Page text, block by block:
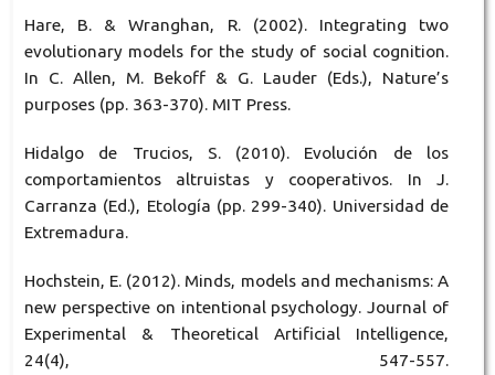
Hare, B. & Wranghan, R. (2002). Integrating two
evolutionary models for the study of social cognition.
In C. Allen, M. Bekoff & G. Lauder (Eds.), Nature’s
purposes (pp. 363-370). MIT Press.
Hidalgo de Trucios, S. (2010). Evolución de los
comportamientos altruistas y cooperativos. In J.
Carranza (Ed.), Etología (pp. 299-340). Universidad de
Extremadura.
Hochstein, E. (2012). Minds, models and mechanisms: A
new perspective on intentional psychology. Journal of
Experimental & Theoretical Artificial Intelligence,
24(4), 547-557.